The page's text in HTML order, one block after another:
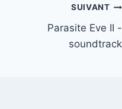
SUIVANT
Parasite Eve II -
soundtrack